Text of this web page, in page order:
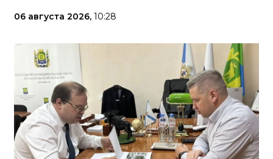
06 августа 2026, 10:28